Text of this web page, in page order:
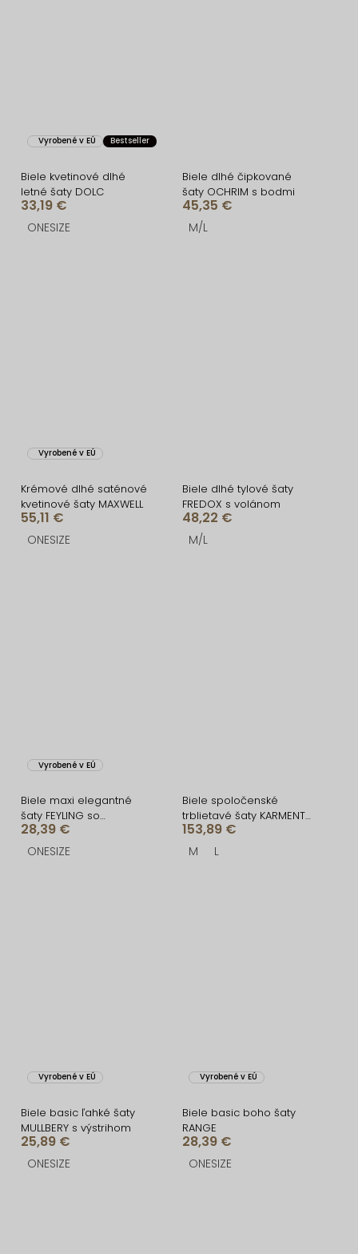
Vyrobené v EÚ Bestseller
Biele kvetinové dlhé
letné šaty DOLC
33,19 €
ONESIZE
Biele dlhé čipkované
šaty OCHRIM s bodmi
45,35 €
M/L
Vyrobené v EÚ
Krémové dlhé saténové
kvetinové šaty MAXWELL
55,11 €
ONESIZE
Biele dlhé tylové šaty
FREDOX s volánom
48,22 €
M/L
Vyrobené v EÚ
Biele maxi elegantné
šaty FEYLING so
zaväzovaním
28,39 €
ONESIZE
Biele spoločenské
trblietavé šaty KARMENTA
s flitrami
153,89 €
M L
Vyrobené v EÚ
Biele basic ľahké šaty
MULLBERY s výstrihom
25,89 €
ONESIZE
Vyrobené v EÚ
Biele basic boho šaty
RANGE
28,39 €
ONESIZE